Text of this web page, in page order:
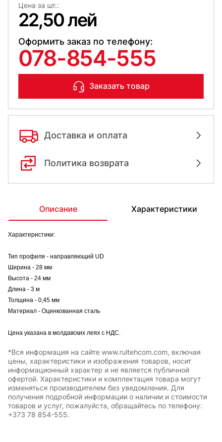
Цена за шт.:
22,50 лей
Оформить заказ по телефону:
078-854-555
Заказать товар
Доставка и оплата
Политика возврата
Описание Характеристики
Характеристики:
Тип профиля - направляющий UD
Ширина - 28 мм
Высота - 24 мм
Длина - 3 м
Толщина - 0,45 мм
Материал - Оцинкованная сталь
Цена указана в молдавских леях с НДС.
*Вся информация на сайте www.rultehcom.com, включая
цены, характеристики и изображения товаров, носит
информационный характер и не является публичной
офертой. Характеристики и комплектация товара могут
изменяться производителем без уведомления. Для
получения подробной информации о наличии и стоимости
товаров и услуг, пожалуйста, обращайтесь по телефону:
+373 78 854-555.